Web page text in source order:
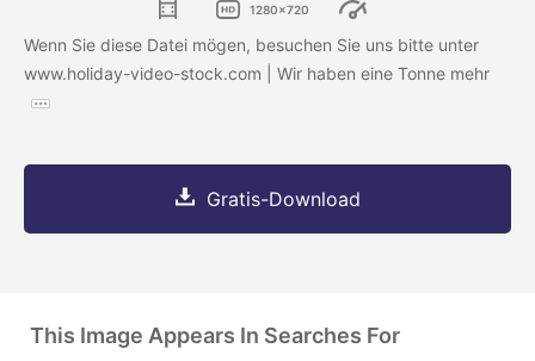
1280x720
Wenn Sie diese Datei mögen, besuchen Sie uns bitte unter
www.holiday-video-stock.com | Wir haben eine Tonne mehr
Gratis-Download
This Image Appears In Searches For